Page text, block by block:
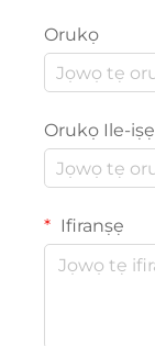
Orukọ
Orukọ Ile-iṣẹ
Ifiranṣẹ